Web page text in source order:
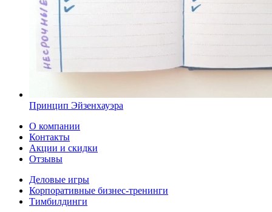
Принцип Эйзенхауэра
О компании
Контакты
Акции и скидки
Отзывы
Деловые игры
Корпоративные бизнес-тренинги
Тимбилдинги